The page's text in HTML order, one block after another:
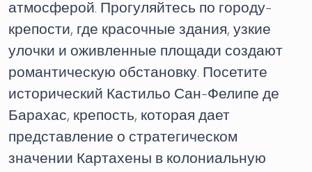
атмосферой. Прогуляйтесь по городу-
крепости, где красочные здания, узкие
улочки и оживленные площади создают
романтическую обстановку. Посетите
исторический Кастильо Сан-Фелипе де
Барахас, крепость, которая дает
представление о стратегическом
значении Картахены в колониальную